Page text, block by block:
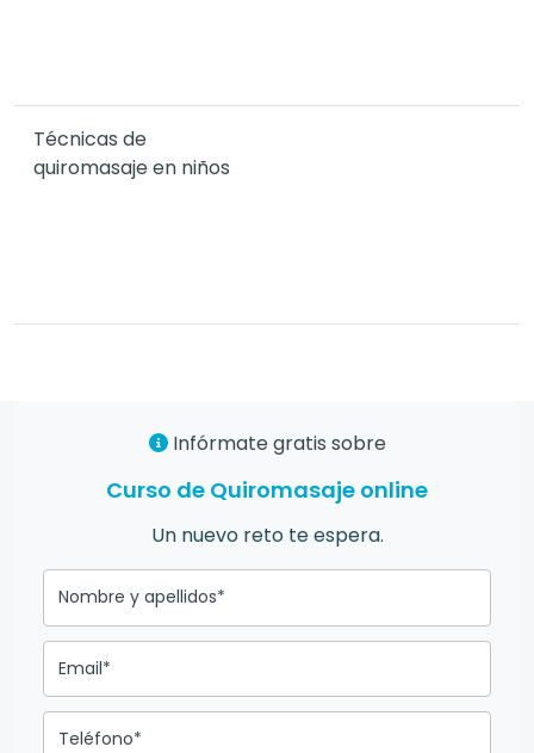
Técnicas de
quiromasaje en niños
Infórmate gratis sobre
Curso de Quiromasaje online
Un nuevo reto te espera.
Nombre y apellidos*
Email*
Teléfono*